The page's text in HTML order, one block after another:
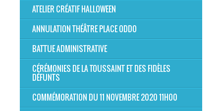
ATELIER CRÉATIF HALLOWEEN
ANNULATION THÉÂTRE PLACE ODDO
BATTUE ADMINISTRATIVE
CÉRÉMONIES DE LA TOUSSAINT ET DES FIDÈLES
DÉFUNTS
COMMÉMORATION DU 11 NOVEMBRE 2020 11H00